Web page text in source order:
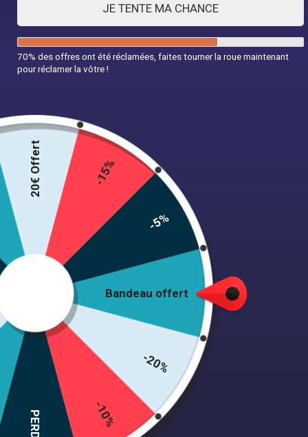
Robes années 50
À partir de 45,99€
Découvrir la collection
Robes années 60
À partir de 45,99€
Découvrir la collection
Nos Vêtement Pin-up les plus
vendus
JE TENTE MA CHANCE
70% des offres ont été réclamées, faites tourner la roue maintenant
pour réclamer la vôtre !
Bandeau offert
-20%
-10%
PERDU
20€ Offert -15%
-5%